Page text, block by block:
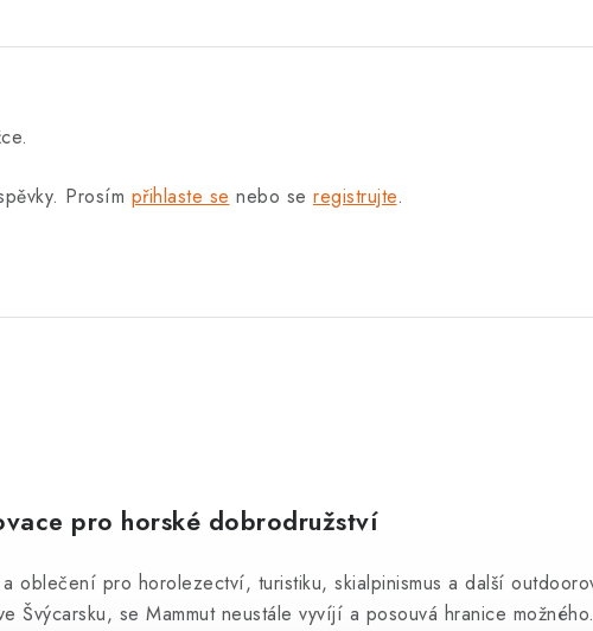
Prosím přihlaste se nebo se registrujte.
pro horské dobrodružství
oblečení pro horolezectví, turistiku, skialpinismus a další
Švýcarsku, se Mammut neustále vyvíjí a posouvá hranice